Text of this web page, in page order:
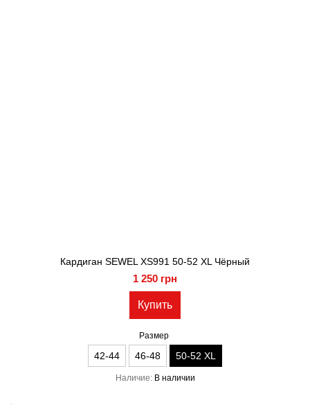
Кардиган SEWEL XS991 50-52 XL Чёрный
1 250 грн
Купить
Размер
42-44 46-48 50-52 XL
Наличие В наличии